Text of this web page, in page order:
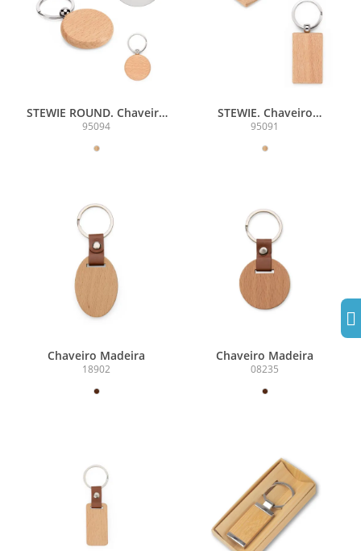
STEWIE ROUND. Chaveiro
redondo em madeira de
95094
STEWIE. Chaveiro
retangular em madeira de
95091
Chaveiro Madeira
18902
Chaveiro Madeira
08235